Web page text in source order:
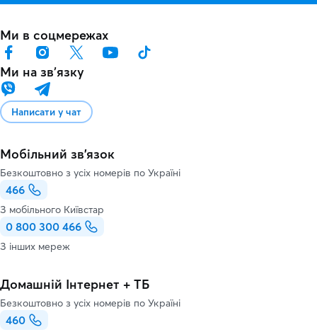
Ми в соцмережах
Ми на звʼязку
Написати у чат
Мобільний зв'язок
Безкоштовно з усіх номерів по Україні
466
З мобільного Київстар
0 800 300 466
З інших мереж
Домашній Інтернет + ТБ
Безкоштовно з усіх номерів по Україні
460